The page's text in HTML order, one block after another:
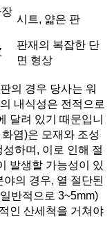
시트, 얇은 판
판재의 복잡한 단
면 형상
의 경우 당사는 워
내식성은 전적으로
달려 있기 때문입니
염)은 모재와 조성
하며, 이로 인해 절
발생할 가능성이 있
의 경우, 열 절단된
반적으로 3~5mm)
인 산세척을 거쳐야